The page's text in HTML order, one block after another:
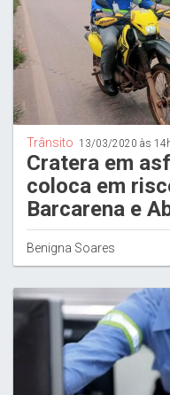
Trânsito 13/03/2020 às
Cratera em
coloca em
Barcarena e
Benigna Soares